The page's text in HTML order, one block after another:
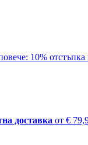
10%
доставка от €